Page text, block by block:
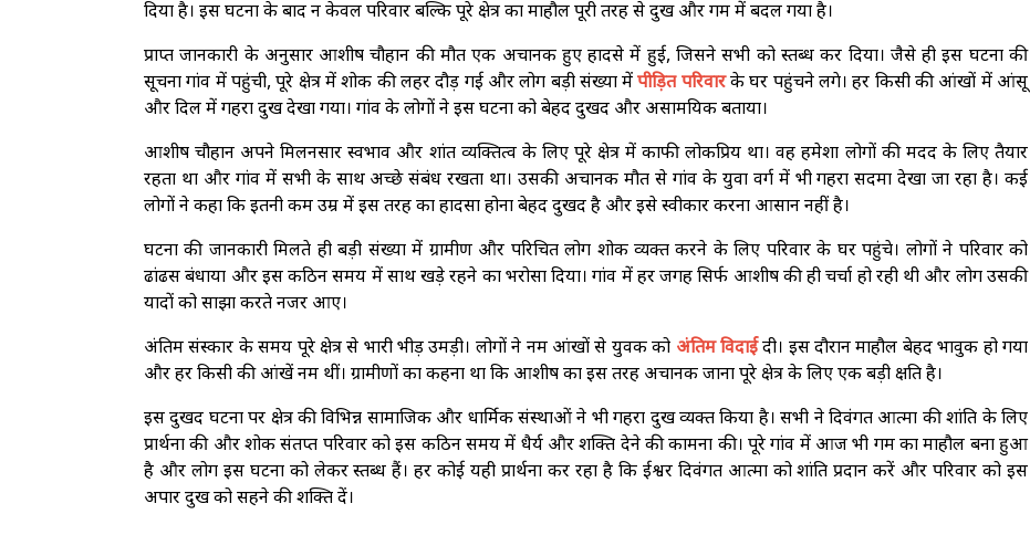
दिया है। इस घटना के बाद न केवल परिवार बल्कि पूरे क्षेत्र का माहौल पूरी तरह से दुख और गम में बदल गया है।
प्राप्त जानकारी के अनुसार आशीष चौहान की मौत एक अचानक हुए हादसे में हुई, जिसने सभी को स्तब्ध कर दिया। जैसे ही इस घटना की
सूचना गांव में पहुंची, पूरे क्षेत्र में शोक की लहर दौड़ गई और लोग बड़ी संख्या मेंपीड़ित परिवारके घर पहुंचने लगे। हर किसी की आंखों में आंसू
और दिल में गहरा दुख देखा गया। गांव के लोगों ने इस घटना को बेहद दुखद और असामयिक बताया।
आशीष चौहान अपने मिलनसार स्वभाव और शांत व्यक्तित्व के लिए पूरे क्षेत्र में काफी लोकप्रिय था। वह हमेशा लोगों की मदद के लिए तैयार
रहता था और गांव में सभी के साथ अच्छे संबंध रखता था। उसकी अचानक मौत से गांव के युवा वर्ग में भी गहरा सदमा देखा जा रहा है। कई
लोगों ने कहा कि इतनी कम उम्र में इस तरह का हादसा होना बेहद दुखद है और इसे स्वीकार करना आसान नहीं है।
घटना की जानकारी मिलते ही बड़ी संख्या में ग्रामीण और परिचित लोग शोक व्यक्त करने के लिए परिवार के घर पहुंचे। लोगों ने परिवार को
ढांढस बंधाया और इस कठिन समय में साथ खड़े रहने का भरोसा दिया। गांव में हर जगह सिर्फ आशीष की ही चर्चा हो रही थी और लोग उसकी
यादों को साझा करते नजर आए।
अंतिम संस्कार के समय पूरे क्षेत्र से भारी भीड़ उमड़ी। लोगों ने नम आंखों से युवक को अंतिम विदाईदी। इस दौरान माहौल बेहद भावुक हो गया
और हर किसी की आंखें नम थीं। ग्रामीणों का कहना था कि आशीष का इस तरह अचानक जाना पूरे क्षेत्र के लिए एक बड़ी क्षति है।
इस दुखद घटना पर क्षेत्र की विभिन्न सामाजिक और धार्मिक संस्थाओं ने भी गहरा दुख व्यक्त किया है। सभी ने दिवंगत आत्मा की शांति के लिए
प्रार्थना की और शोक संतप्त परिवार को इस कठिन समय में धैर्य और शक्ति देने की कामना की। पूरे गांव में आज भी गम का माहौल बना हुआ
है और लोग इस घटना को लेकर स्तब्ध हैं। हर कोई यही प्रार्थना कर रहा है कि ईश्वर दिवंगत आत्मा को शांति प्रदान करें और परिवार को इस
अपार दुख को सहने की शक्ति दें।